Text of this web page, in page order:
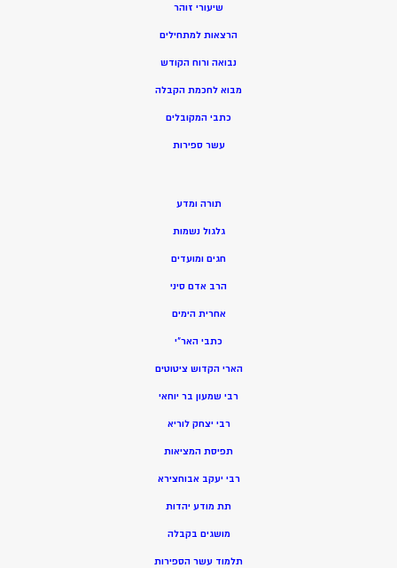
שיעורי זוהר
הרצאות למתחילים
נבואה ורוח הקודש
מבוא לחכמת הקבלה
כתבי המקובלים
עשר ספירות
תורה ומדע
גלגול נשמות
חגים ומועדים
הרב אדם סיני
אחרית הימים
כתבי האר”י
הארי הקדוש ציטוטים
רבי שמעון בר יוחאי
רבי יצחק לוריא
תפיסת המציאות
רבי יעקב אבוחצירא
תת מודע יהדות
מושגים בקבלה
תלמוד עשר הספירות